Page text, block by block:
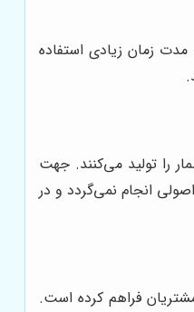
مدت زمان زیادی استفاده
را تولید می‌کنند. جهت
انجام نمی‌گردد و در
فراهم کرده است.